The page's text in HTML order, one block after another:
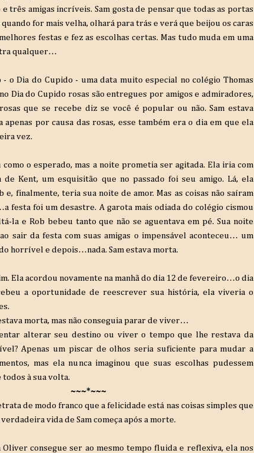
três amigas incríveis. Sam gosta de pensar que todas as portas
for mais velha, olhará para trás e verá que beijou os caras
festas e fez as escolhas certas. Mas tudo muda em uma
qualquer…
o Dia do Cupido - uma data muito especial no colégio Thomas
Dia do Cupido rosas são entregues por amigos e admiradores,
que se recebe diz se você é popular ou não. Sam estava
apenas por causa das rosas, esse também era o dia em que ela
vez.
o esperado, mas a noite prometia ser agitada. Ela iria com
de Kent, um esquisitão que no passado foi seu amigo. Lá, ela
e, finalmente, teria sua noite de amor. Mas as coisas não saíram
festa foi um desastre. A garota mais odiada do colégio cismou
la e Rob bebeu tanto que não se aguentava em pé. Sua noite
sair da festa com suas amigas o impensável aconteceu… um
horrível e depois…nada. Sam estava morta.
Ela acordou novamente na manhã do dia 12 de fevereiro…o dia
a oportunidade de reescrever sua história, ela viveria o
morta, mas não conseguia parar de viver…
alterar seu destino ou viver o tempo que lhe restava da
Apenas um piscar de olhos seria suficiente para mudar a
mas ela nunca imaginou que suas escolhas pudessem
à sua volta.
~~~*~~~
de modo franco que a felicidade está nas coisas simples que
vida de Sam começa após a morte.
consegue ser ao mesmo tempo fluida e reflexiva, ela nos